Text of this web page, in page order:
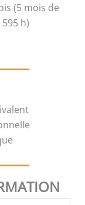
(5 mois de
h)